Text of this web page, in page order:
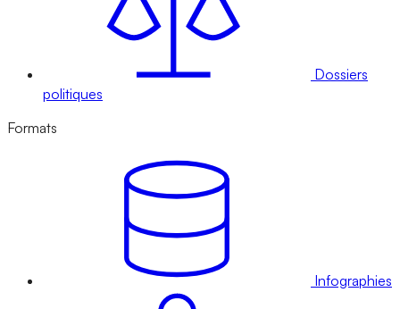
Dossiers
politiques
Formats
Infographies